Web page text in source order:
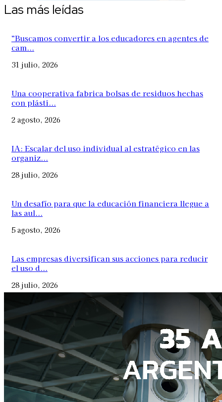
Las más leídas
“Buscamos convertir a los educadores en agentes de
cam...
31 julio, 2026
Una cooperativa fabrica bolsas de residuos hechas
con plásti...
2 agosto, 2026
IA: Escalar del uso individual al estratégico en las
organiz...
28 julio, 2026
Un desafío para que la educación financiera llegue a
las aul...
5 agosto, 2026
Las empresas diversifican sus acciones para reducir
el uso d...
28 julio, 2026